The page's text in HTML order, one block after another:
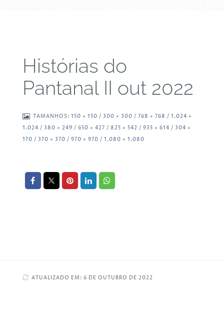
Histórias do
Pantanal II out 2022
TAMANHOS: 150 × 150 / 300 × 300 / 768 × 768 / 1.024 ×
1.024 / 380 × 249 / 650 × 427 / 825 × 542 / 935 × 614 / 304 ×
170 / 370 × 370 / 970 × 970 / 1.080 × 1.080
ATUALIZADO EM: 6 DE OUTUBRO DE 2022